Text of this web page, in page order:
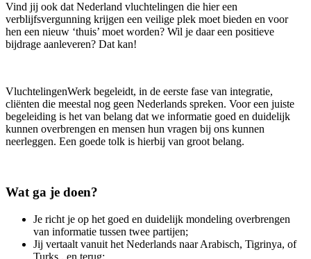
Vind jij ook dat Nederland vluchtelingen die hier een
verblijfsvergunning krijgen een veilige plek moet bieden en voor
hen een nieuw ‘thuis’ moet worden? Wil je daar een positieve
bijdrage aanleveren? Dat kan!
VluchtelingenWerk begeleidt, in de eerste fase van integratie,
cliënten die meestal nog geen Nederlands spreken. Voor een juiste
begeleiding is het van belang dat we informatie goed en duidelijk
kunnen overbrengen en mensen hun vragen bij ons kunnen
neerleggen. Een goede tolk is hierbij van groot belang.
Wat ga je doen?
Je richt je op het goed en duidelijk mondeling overbrengen
van informatie tussen twee partijen;
Jij vertaalt vanuit het Nederlands naar Arabisch, Tigrinya, of
Turks , en terug;